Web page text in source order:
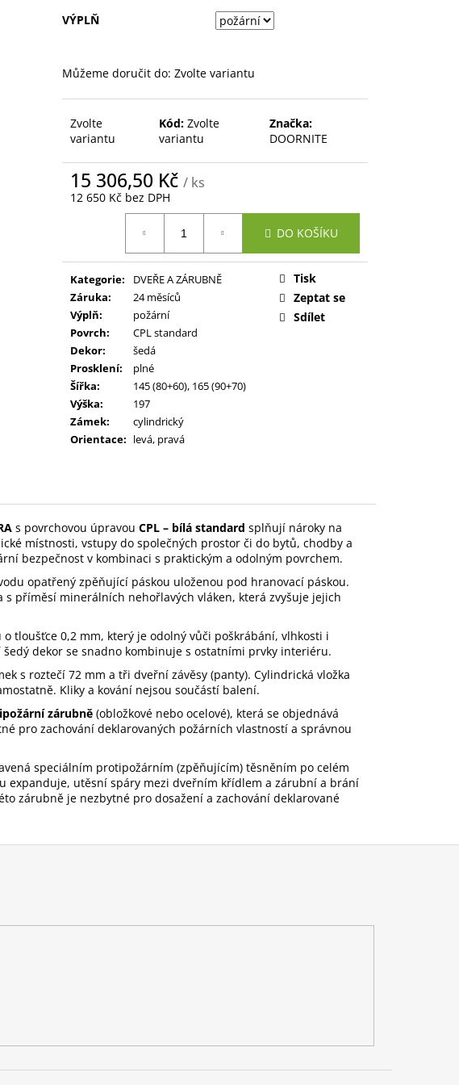
VÝPLŇ
Můžeme doručit do: Zvolte variantu
Zvolte
variantu
Kód: Zvolte
variantu
Značka:
DOORNITE
15 306,50 Kč / ks
12 650 Kč bez DPH
DO KOŠÍKU
Kategorie:
DVEŘE A ZÁRUBNĚ
Záruka:
24 měsíců
Výplň:
požární
Povrch:
CPL standard
Dekor:
šedá
Prosklení:
plné
Šířka:
145 (80+60), 165 (90+70)
Výška:
197
Zámek:
cylindrický
Orientace: levá, pravá
Tisk
Zeptat se
Sdílet
s povrchovou úpravou CPL – bílá standard splňují nároky na
místnosti, vstupy do společných prostor či do bytů, chodby a
bezpečnost v kombinaci s praktickým a odolným povrchem.
opatřený zpěňující páskou uloženou pod hranovací páskou.
příměsí minerálních nehořlavých vláken, která zvyšuje jejich
tloušťce 0,2 mm, který je odolný vůči poškrábání, vlhkosti i
dekor se snadno kombinuje s ostatními prvky interiéru.
s roztečí 72 mm a tři dveřní závěsy (panty). Cylindrická vložka
Kliky a kování nejsou součástí balení.
zárubně (obložkové nebo ocelové), která se objednává
pro zachování deklarovaných požárních vlastností a správnou
speciálním protipožárním (zpěňujícím) těsněním po celém
expanduje, utěsní spáry mezi dveřním křídlem a zárubní a brání
zárubně je nezbytné pro dosažení a zachování deklarované